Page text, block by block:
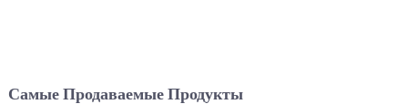
Самые Продаваемые Продукты